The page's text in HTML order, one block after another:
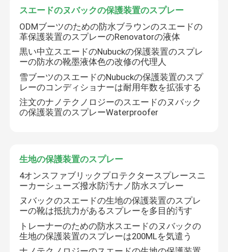
革端のペンキ
靴のケア用アクセサリー
家具 の 管理
スエードのヌバックの保護装置のスプレー
ODMブーツのための防水ブラウンのスエードの
革保護装置のスプレーのRenovatorの液体
黒い中立スエードのNubuckの保護装置のスプレ
ーの防水の靴墨液体色の改修の代理人
雪ブーツのスエードのNubuckの保護装置のスプ
レーのコンディショナーは耐用年数を拡張する
注文のナノテクノロジーのスエードのヌバック
の保護装置のスプレーWaterproofer
生地の保護装置のスプレー
4オンスファブリックプロテクタースプレースニ
ーカーシューズ撥水防汚ナノ防水スプレー
ヌバックのスエードの生地の保護装置のスプレ
ーの靴は抵抗力があるスプレーを多目的汚す
トレーナーのための防水スエードのヌバックの
生地の保護装置のスプレーは200MLを気遣う